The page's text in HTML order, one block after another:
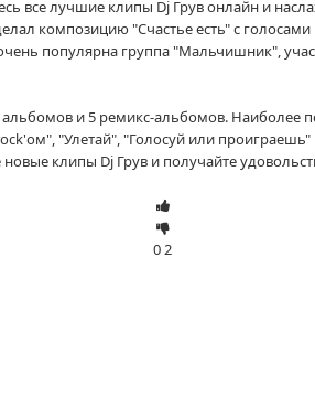
все лучшие клипы Dj Грув онлайн и
композицию "Счастье есть" с
популярна группа "Мальчишник",
альбомов и 5 ремикс-альбомов. Наиболее
"Улетай", "Голосуй или
клипы Dj Грув и получайте
02